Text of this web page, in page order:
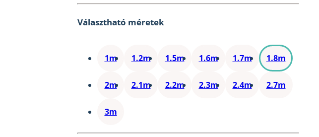
Választható méretek
1m 1.2m 1.5m 1.6m 1.7m 1.8m
2m 2.1m 2.2m 2.3m 2.4m 2.7m
3m